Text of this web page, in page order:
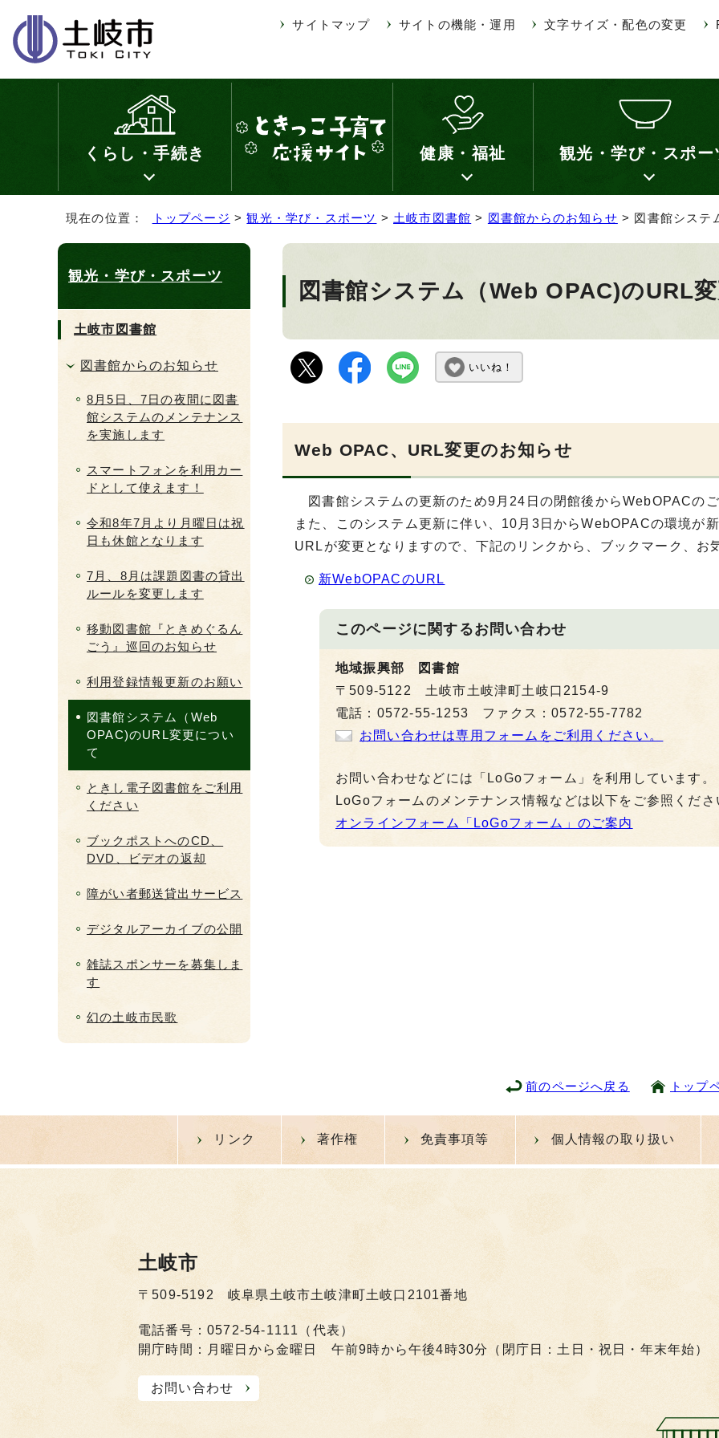
サイトマップ サイトの機能・運用 文字サイズ・配色の変更
くらし・手続き 健康・福祉 観光・学び・スポー
現在の位置： トップページ >観光・学び・スポーツ > 土岐市図書館 > 図書館からのお知らせ > 図書館システ
図書館システム（Web OPAC)のURL
いいね！
Web OPAC、URL変更のお知らせ
図書館システムの更新のため9月24日の閉館後からWebOPACの
また、このシステム更新に伴い、10月3日からWebOPACの環境が
URLが変更となりますので、下記のリンクから、ブックマーク、お
新WebOPACのURL
このページに関するお問い合わせ
地域振興部 図書館
〒509-5122 土岐市土岐津町土岐口2154-9
電話：0572-55-1253 ファクス：0572-55-7782
お問い合わせは専用フォームをご利用ください。
お問い合わせなどには「LoGoフォーム」を利用しています。
LoGoフォームのメンテナンス情報などは以下をご参照くださ
オンラインフォーム「LoGoフォーム」のご案内
観光・学び・スポーツ
土岐市図書館
図書館からのお知らせ
8月5日、7日の夜間に図書
館システムのメンテナンス
を実施します
スマートフォンを利用カー
ドとして使えます！
令和8年7月より月曜日は祝
日も休館となります
7月、8月は課題図書の貸出
ルールを変更します
移動図書館『ときめぐるん
ごう』巡回のお知らせ
利用登録情報更新のお願い
図書館システム（Web
OPAC)のURL変更につい
て
ときし電子図書館をご利用
ください
ブックポストへのCD、
DVD、ビデオの返却
障がい者郵送貸出サービス
デジタルアーカイブの公開
雑誌スポンサーを募集しま
す
幻の土岐市民歌
前のページへ戻る トップ
リンク 著作権 免責事項等 個人情報の取り扱い
土岐市
〒509-5192 岐阜県土岐市土岐津町土岐口2101番地
電話番号：0572-54-1111（代表）
開庁時間：月曜日から金曜日 午前9時から午後4時30分（閉庁日：土日・祝日・年末年始）
お問い合わせ